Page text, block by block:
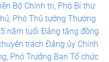
Bộ Chính trị, Phó Bí thư
Phó Thủ tướng Thường
năm tuổi Đảng tặng đồng
trách Đảng ủy Chính
Phó Trưởng Ban Tổ chức